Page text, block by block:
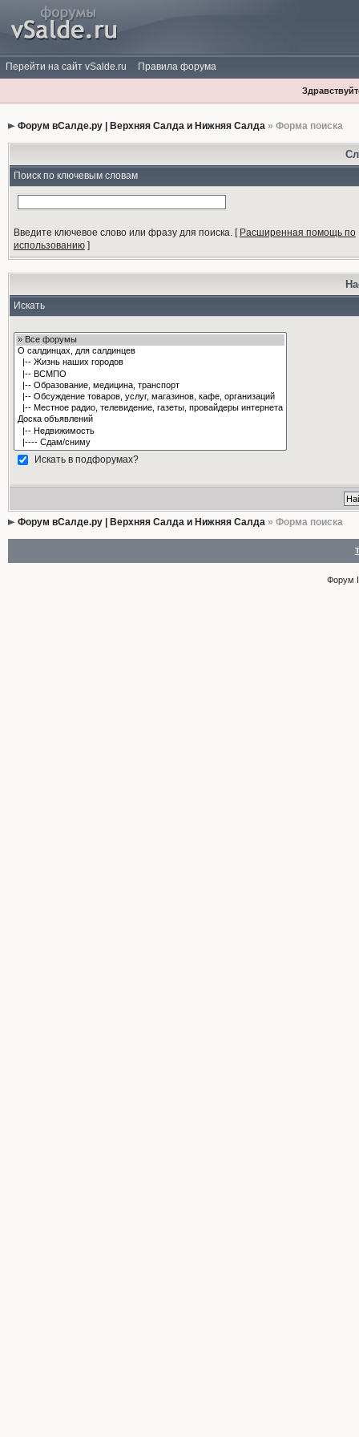
Перейти на сайт vSalde.ru Правила форума
Форум вСалде.ру | Верхняя Салда и Нижняя Салда» Форма поиска
Поиск по ключевым словам
Введите ключевое слово или фразу для поиска.[ Расширенная помощь по
использованию]
Искать
Искать в подфорумах?
Форум вСалде.ру | Верхняя Салда и Нижняя Салда» Форма поиска
Форум